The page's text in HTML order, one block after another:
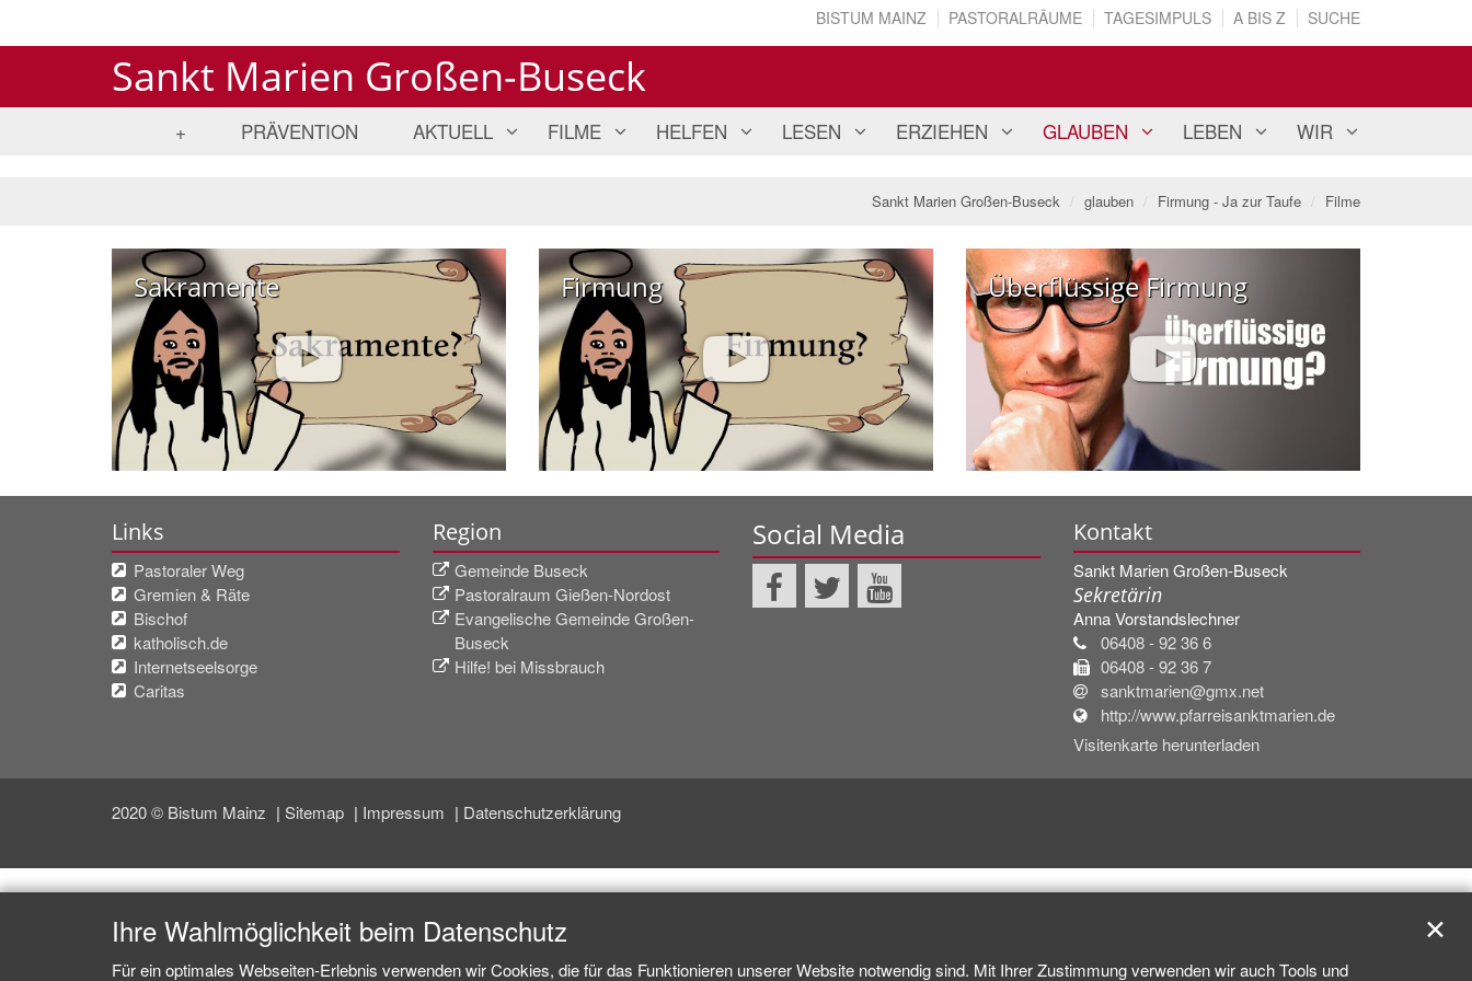
BISTUM MAINZ PASTORALRÄUME TAGESIMPULS A BIS Z SUCHE
Sankt Marien Großen-Buseck
+ PRÄVENTION AKTUELL FILME HELFEN LESEN ERZIEHEN GLAUBEN LEBEN WIR
Sankt Marien Großen-Buseck glauben Firmung - Ja zur Taufe Filme
Sakramente Firmung Überflüssige Firmung
Links
Pastoraler Weg
Gremien & Räte
Bischof
katholisch.de
Internetseelsorge
Caritas
Region
Gemeinde Buseck
Pastoralraum Gießen-Nordost
Evangelische Gemeinde Großen-
Buseck
Hilfe! bei Missbrauch
Social Media Kontakt
Sankt Marien Großen-Buseck
Sekretärin
Anna Vorstandslechner
06408 - 92 36 6
06408 - 92 36 7
sanktmarien@gmx.net
http://www.pfarreisanktmarien.de
Visitenkarte herunterladen
2020 © Bistum Mainz Sitemap Impressum Datenschutzerklärung
Ihre Wahlmöglichkeit beim Datenschutz
Für ein optimales Webseiten-Erlebnis verwenden wir Cookies, die für das Funktionieren unserer Website notwendig sind. Mit Ihrer Zustimmung verwenden wir auch Tools und
✕